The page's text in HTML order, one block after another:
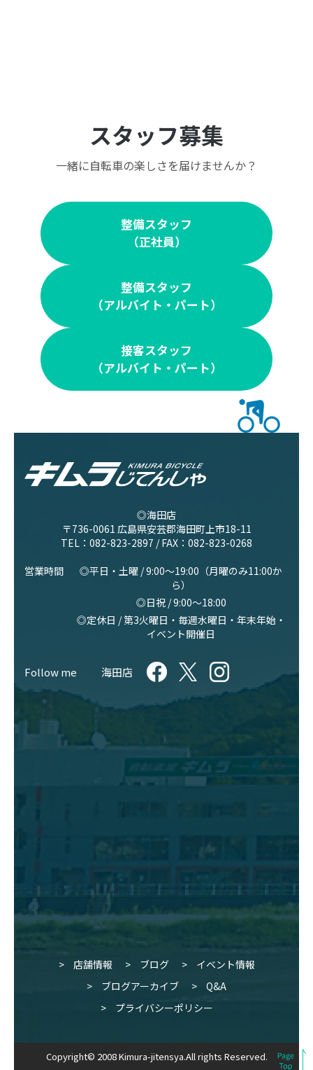
スタッフ募集
一緒に自転車の楽しさを届けませんか？
整備スタッフ
（正社員）
整備スタッフ
（アルバイト・パート）
接客スタッフ
（アルバイト・パート）
◎海田店
〒736-0061 広島県安芸郡海田町上市18-11
TEL： 082-823-2897 / FAX：082-823-0268
営業時間
◎平日・土曜 / 9:00〜19:00（月曜のみ11:00か
ら）
◎日祝 / 9:00〜18:00
◎定休日 / 第3火曜日・毎週水曜日・年末年始・
イベント開催日
Follow me 海田店
店舗情報 ブログ
イベント情報
ブログアーカイブ
Q&A
プライバシーポリシー
Copyright© 2008 Kimura-jitensya.All rights Reserved.